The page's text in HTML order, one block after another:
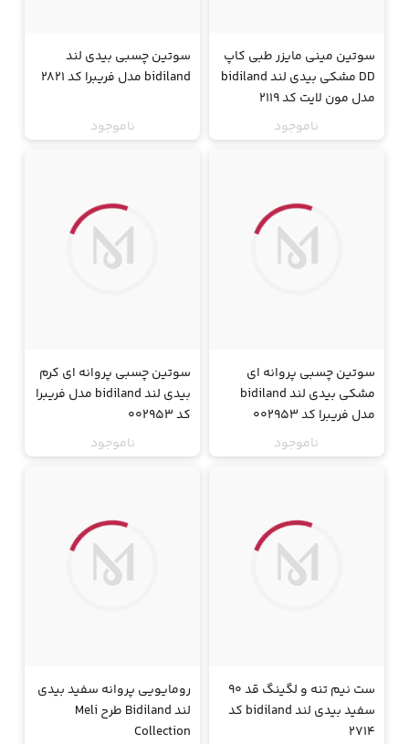
سوتین مینی مایزر طبی کاپ
DD مشکی بیدی لند bidiland
مدل مون لایت کد 2119
ناموجود
سوتین چسبی بیدی لند
bidiland مدل فریبرا کد 2821
ناموجود
سوتین چسبی پروانه ای
مشکی بیدی لند bidiland
مدل فریبرا کد 002953
ناموجود
سوتین چسبی پروانه ای کرم
بیدی لند bidiland مدل فریبرا
کد 002953
ناموجود
ست نیم تنه و لگینگ قد 90
سفید بیدی لند bidiland کد
2714
رومایویی پروانه سفید بیدی
لند Bidiland طرح Meli
Collection